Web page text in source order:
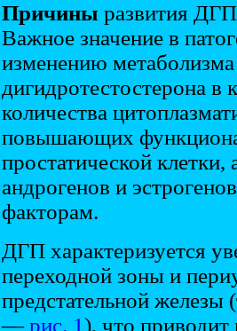
Причины развития
Важное значение в
изменению
дигидротестостерона в
количества
повышающих
простатической
андрогенов и
факторам.
ДГП характеризуется
переходной зоны и
предстательной железы
—рис. 1), что